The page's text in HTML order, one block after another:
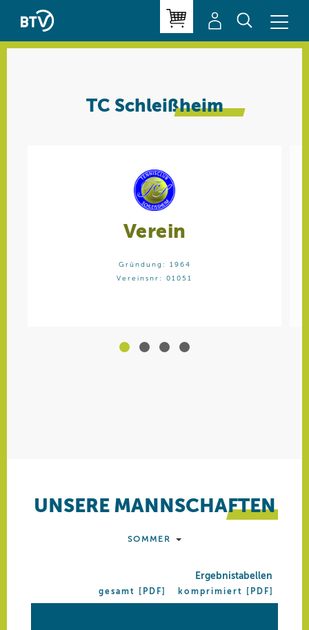
TC Schleißheim
Verein
Gründung: 1964
Vereinsnr: 01051